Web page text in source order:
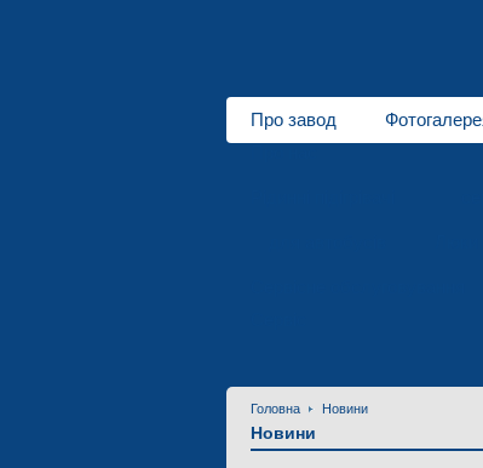
Про завод
Головна Новини
Новини